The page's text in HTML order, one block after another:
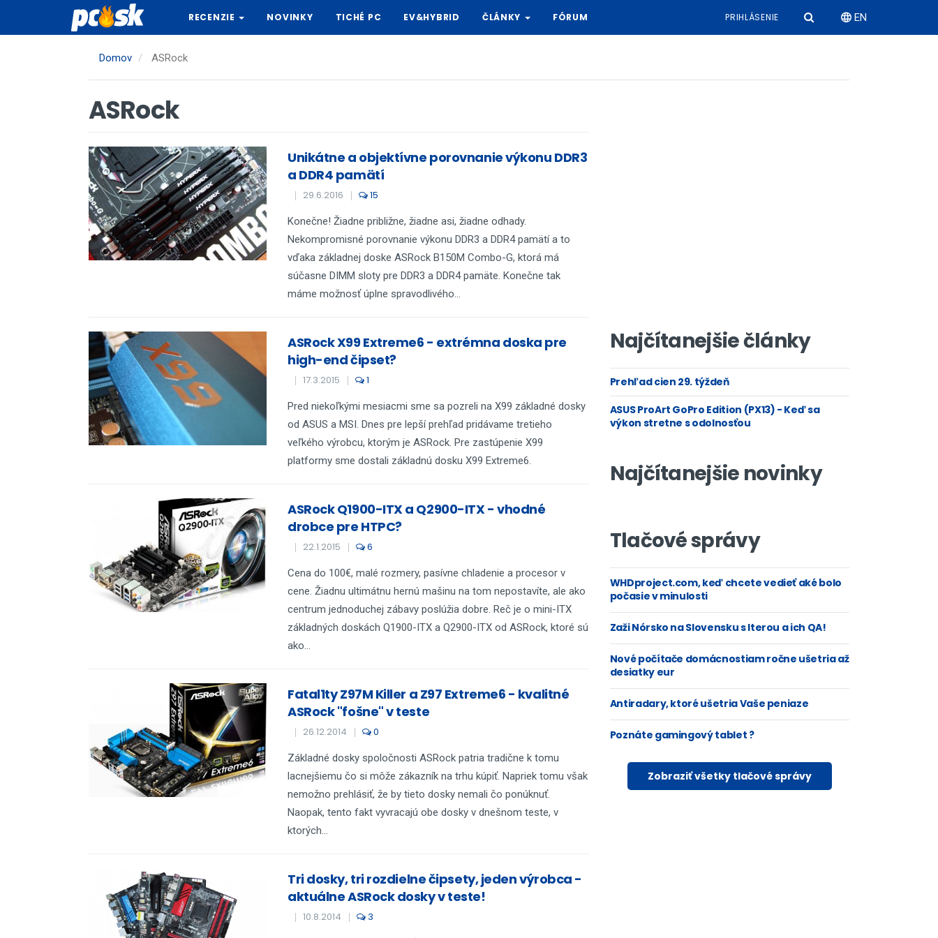
hlavný
RECENZIE NOVINKY TICHÉ PC EV&HYBRID ČLÁNKY FÓRUM PRIHLÁSENIE EN
Domov ASRock
ASRock
Unikátne a objektívne porovnanie výkonu DDR3
a DDR4 pamätí
29.6.2016 15
Konečne! Žiadne približne, žiadne asi, žiadne odhady.
Nekompromisné porovnanie výkonu DDR3 a DDR4 pamätí a to
vďaka základnej doske ASRock B150M Combo-G, ktorá má
súčasne DIMM sloty pre DDR3 a DDR4 pamäte. Konečne tak
máme možnosť úplne spravodlivého...
ASRock X99 Extreme6 - extrémna doska pre
high-end čipset?
17.3.2015 1
Pred niekoľkými mesiacmi sme sa pozreli na X99 základné dosky
od ASUS a MSI. Dnes pre lepší prehľad pridávame tretieho
veľkého výrobcu, ktorým je ASRock. Pre zastúpenie X99
platformy sme dostali základnú dosku X99 Extreme6.
ASRock Q1900-ITX a Q2900-ITX - vhodné
drobce pre HTPC?
22.1.2015 6
Cena do 100€, malé rozmery, pasívne chladenie a procesor v
cene. Žiadnu ultimátnu hernú mašinu na tom nepostavíte, ale ako
centrum jednoduchej zábavy poslúžia dobre. Reč je o mini-ITX
základných doskách Q1900-ITX a Q2900-ITX od ASRock, ktoré sú
ako...
Fatal1ty Z97M Killer a Z97 Extreme6 - kvalitné
ASRock "fošne" v teste
26.12.2014 0
Základné dosky spoločnosti ASRock patria tradične k tomu
lacnejšiemu čo si môže zákazník na trhu kúpiť. Napriek tomu však
nemožno prehlásiť, že by tieto dosky nemali čo ponúknuť.
Naopak, tento fakt vyvracajú obe dosky v dnešnom teste, v
ktorých...
Tri dosky, tri rozdielne čipsety, jeden výrobca -
aktuálne ASRock dosky v teste!
10.8.2014 3
Najčítanejšie články
Prehľad cien 29. týždeň
ASUS ProArt GoPro Edition (PX13) - Keď sa
výkon stretne s odolnosťou
Najčítanejšie novinky
Tlačové správy
WHDproject.com, keď chcete vedieť aké bolo
počasie v minulosti
Zaži Nórsko na Slovensku s Iterou a ich QA!
Nové počítače domácnostiam ročne ušetria až
desiatky eur
Antiradary, ktoré ušetria Vaše peniaze
Poznáte gamingový tablet ?
Zobraziť všetky tlačové správy